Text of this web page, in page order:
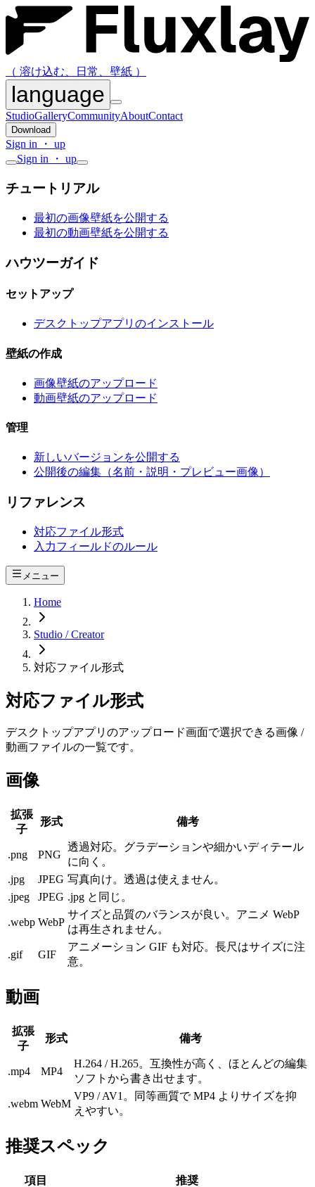
（ 溶け込む、日常、壁紙 ）
language
StudioGalleryCommunityAboutContact
Download
Sign in ・ up
Sign in ・ up
チュートリアル
最初の画像壁紙を公開する
最初の動画壁紙を公開する
ハウツーガイド
セットアップ
デスクトップアプリのインストール
壁紙の作成
画像壁紙のアップロード
動画壁紙のアップロード
管理
新しいバージョンを公開する
公開後の編集（名前・説明・プレビュー画像）
リファレンス
対応ファイル形式
入力フィールドのルール
メニュー
Home
Studio / Creator
対応ファイル形式
対応ファイル形式
デスクトップアプリのアップロード画面で選択できる画像 /
動画ファイルの一覧です。
画像
拡張
子
形式 備考
.png PNG
透過対応。グラデーションや細かいディテール
に向く。
.jpg
JPEG 写真向け。透過は使えません。
.jpeg
JPEG .jpg と同じ。
.webp WebP
サイズと品質のバランスが良い。アニメ WebP
は再生されません。
.gif GIF
アニメーション GIF も対応。長尺はサイズに注
意。
動画
拡張
子
形式 備考
.mp4 MP4
H.264 / H.265。互換性が高く、ほとんどの編集
ソフトから書き出せます。
.webm WebM
VP9 / AV1。同等画質で MP4 よりサイズを抑
えやすい。
推奨スペック
項目
推奨